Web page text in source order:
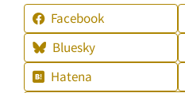
Facebook
Bluesky
Hatena